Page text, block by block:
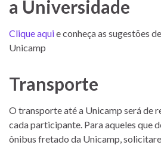
a Universidade
Clique aquie conheça as sugestões
Unicamp
Transporte
O transporte até a Unicamp será de
cada participante. Para aqueles que
ônibus fretado da Unicamp,